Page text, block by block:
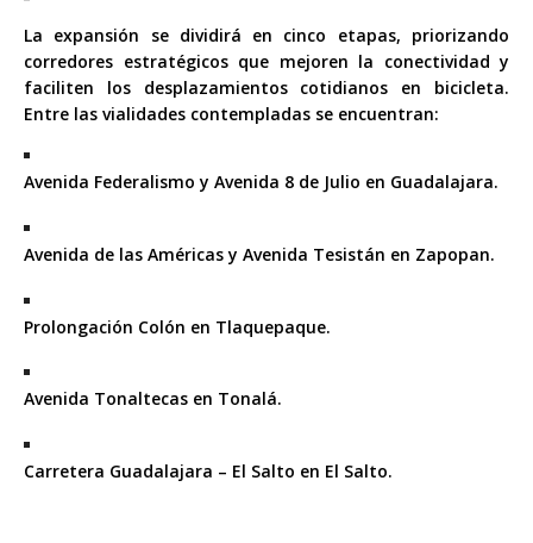
La expansión se dividirá en cinco etapas, priorizando
corredores estratégicos que mejoren la conectividad y
faciliten los desplazamientos cotidianos en bicicleta.
Entre las vialidades contempladas se encuentran:
Avenida Federalismo y Avenida 8 de Julio en Guadalajara.
Avenida de las Américas y Avenida Tesistán en Zapopan.
Prolongación Colón en Tlaquepaque.
Avenida Tonaltecas en Tonalá.
Carretera Guadalajara – El Salto en El Salto.